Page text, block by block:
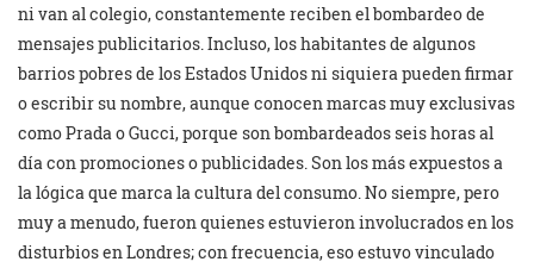
ni van al colegio, constantemente reciben el bombardeo de
mensajes publicitarios. Incluso, los habitantes de algunos
barrios pobres de los Estados Unidos ni siquiera pueden firmar
o escribir su nombre, aunque conocen marcas muy exclusivas
como Prada o Gucci, porque son bombardeados seis horas al
día con promociones o publicidades. Son los más expuestos a
la lógica que marca la cultura del consumo. No siempre, pero
muy a menudo, fueron quienes estuvieron involucrados en los
disturbios en Londres; con frecuencia, eso estuvo vinculado